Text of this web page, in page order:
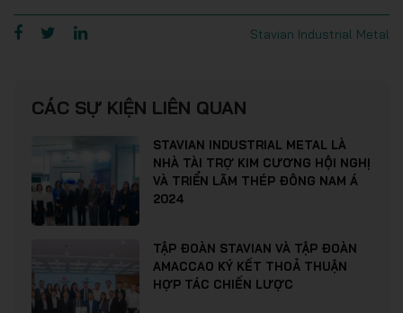
Stavian Industrial Metal
CÁC SỰ KIỆN LIÊN QUAN
STAVIAN INDUSTRIAL METAL LÀ
NHÀ TÀI TRỢ KIM CƯƠNG HỘI NGHỊ
VÀ TRIỂN LÃM THÉP ĐÔNG NAM Á
2024
TẬP ĐOÀN STAVIAN VÀ TẬP ĐOÀN
AMACCAO KÝ KẾT THOẢ THUẬN
HỢP TÁC CHIẾN LƯỢC